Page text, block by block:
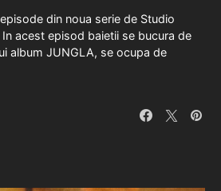
din noua serie de Studio
acest episod baietii se bucura de
album JUNGLA, se ocupa de